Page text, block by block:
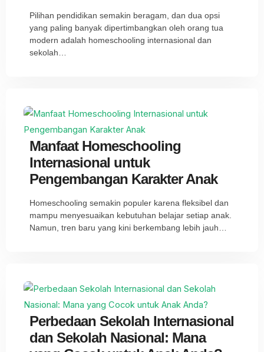
Pilihan pendidikan semakin beragam, dan dua opsi
yang paling banyak dipertimbangkan oleh orang tua
modern adalah homeschooling internasional dan
sekolah…
Manfaat Homeschooling
Internasional untuk
Pengembangan Karakter Anak
Homeschooling semakin populer karena fleksibel dan
mampu menyesuaikan kebutuhan belajar setiap anak.
Namun, tren baru yang kini berkembang lebih jauh…
Perbedaan Sekolah Internasional
dan Sekolah Nasional: Mana